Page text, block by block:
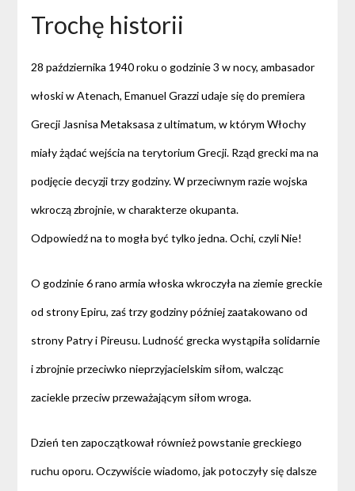
Trochę historii
28 października 1940 roku o godzinie 3 w nocy, ambasador
włoski w Atenach, Emanuel Grazzi udaje się do premiera
Grecji Jasnisa Metaksasa z ultimatum, w którym Włochy
miały żądać wejścia na terytorium Grecji. Rząd grecki ma na
podjęcie decyzji trzy godziny. W przeciwnym razie wojska
wkroczą zbrojnie, w charakterze okupanta.
Odpowiedź na to mogła być tylko jedna. Ochi, czyli Nie!
O godzinie 6 rano armia włoska wkroczyła na ziemie greckie
od strony Epiru, zaś trzy godziny później zaatakowano od
strony Patry i Pireusu. Ludność grecka wystąpiła solidarnie
i zbrojnie przeciwko nieprzyjacielskim siłom, walcząc
zaciekle przeciw przeważającym siłom wroga.
Dzień ten zapoczątkował również powstanie greckiego
ruchu oporu. Oczywiście wiadomo, jak potoczyły się dalsze